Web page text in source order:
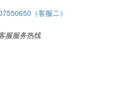
（客服二）
服服务热线